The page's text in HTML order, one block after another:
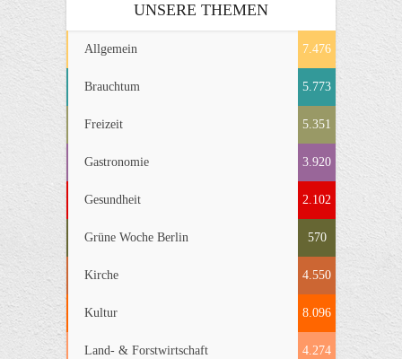
UNSERE THEMEN
Allgemein 7.476
Brauchtum 5.773
Freizeit 5.351
Gastronomie 3.920
Gesundheit 2.102
Grüne Woche Berlin 570
Kirche 4.550
Kultur 8.096
Land- & Forstwirtschaft 4.274